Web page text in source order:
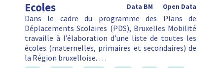
Ecoles Open Data
Data BM
Dans le cadre du programme des Plans de
Déplacements Scolaires (PDS), Bruxelles Mobilité
travaille à l’élaboration d’une liste de toutes les
écoles (maternelles, primaires et secondaires) de
la Région bruxelloise. …